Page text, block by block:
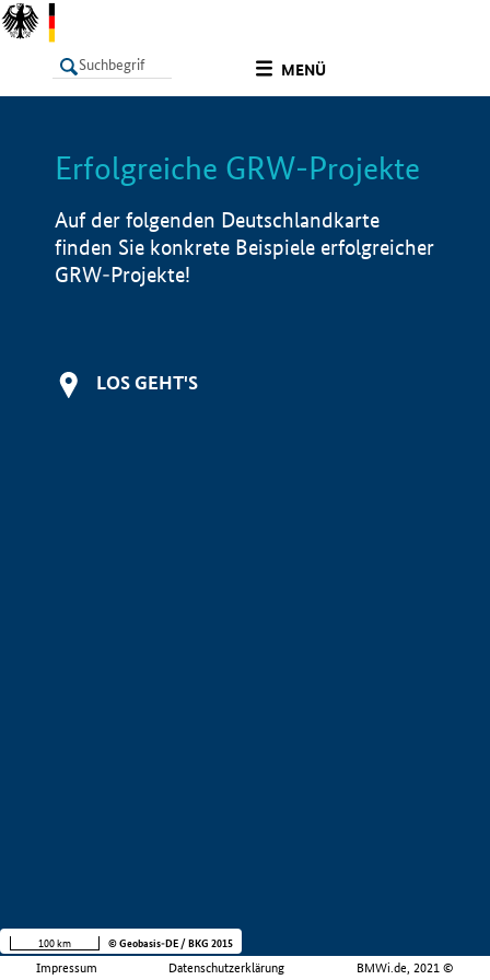
MENÜ
LISTE Info
Erfolgreiche GRW-Projekte
Auf der folgenden Deutschlandkarte
finden Sie konkrete Beispiele erfolgreicher
GRW-Projekte!
LOS GEHT'S
Impressum Datenschutzerklärung BMWi.de, 2021 ©
100 km © Geobasis-DE / BKG 2015